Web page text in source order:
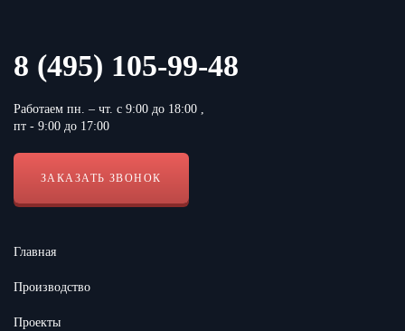
8 (495) 105-99-48
Работаем пн. – чт. с 9:00 до 18:00 ,
пт - 9:00 до 17:00
ЗАКАЗАТЬ ЗВОНОК
Главная
Производство
Проекты